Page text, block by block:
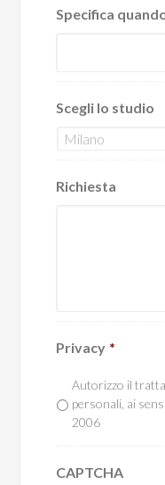
Specifica
Scegli lo studio
Richiesta
Privacy *
Autorizzo il
personali, ai
2006
CAPTCHA